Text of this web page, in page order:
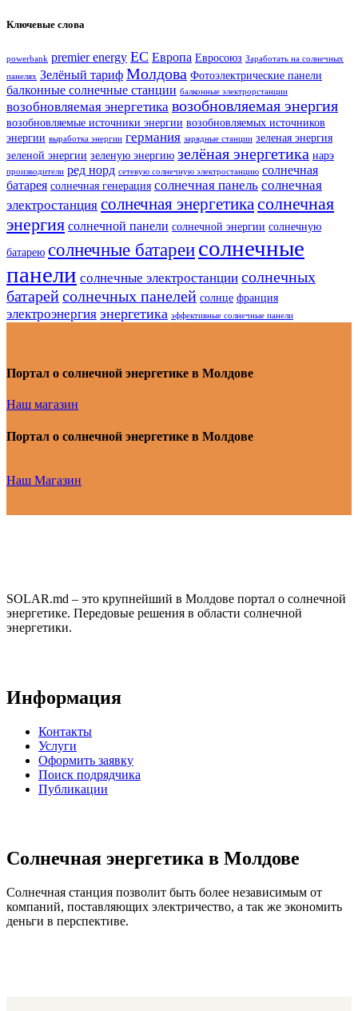
Ключевые слова
powerbank premier energy ЕС Европа Евросоюз Заработать на солнечных
панелях Зелёный тариф Молдова Фотоэлектрические панели
балконные солнечные станции балконные электрорстанции
возобновляемая энергетика возобновляемая энергия
возобновляемые источники энергии возобновляемых источников
энергии выработка энергии германия зарядные станции зеленая энергия
зеленой энергии зеленую энергию зелёная энергетика нарэ
производители ред норд сетевую солнечную электростанцию солнечная
батарея солнечная генерация солнечная панель солнечная
электростанция солнечная энергетикасолнечная
энергия солнечной панели солнечной энергии солнечную
батарею солнечные батареисолнечные
панели солнечные электростанции солнечных
батарейсолнечных панелей солнце франция
электроэнергия энергетика эффективные солнечные панели
Портал о солнечной энергетике в Молдове
Наш магазин
Портал о солнечной энергетике в Молдове
Наш Магазин
SOLAR.md – это крупнейший в Молдове портал о солнечной
энергетике. Передовые решения в области солнечной
энергетики.
Информация
Контакты
Услуги
Оформить заявку
Поиск подрядчика
Публикации
Солнечная энергетика в Молдове
Солнечная станция позволит быть более независимым от
компаний, поставляющих электричество, а так же экономить
деньги в перспективе.